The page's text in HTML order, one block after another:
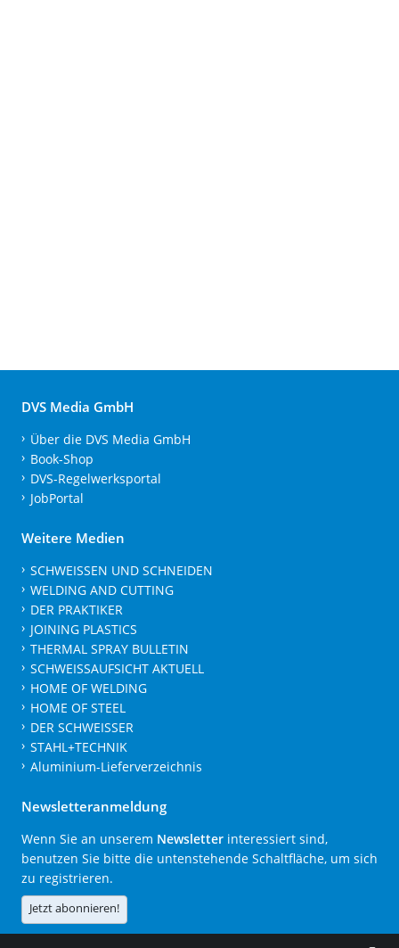
DVS Media GmbH
Über die DVS Media GmbH
Book-Shop
DVS-Regelwerksportal
JobPortal
Weitere Medien
SCHWEISSEN UND SCHNEIDEN
WELDING AND CUTTING
DER PRAKTIKER
JOINING PLASTICS
THERMAL SPRAY BULLETIN
SCHWEISSAUFSICHT AKTUELL
HOME OF WELDING
HOME OF STEEL
DER SCHWEISSER
STAHL+TECHNIK
Aluminium-Lieferverzeichnis
Newsletteranmeldung
Wenn Sie an unserem Newsletter interessiert sind,
benutzen Sie bitte die untenstehende Schaltfläche, um sich
zu registrieren.
Jetzt abonnieren!